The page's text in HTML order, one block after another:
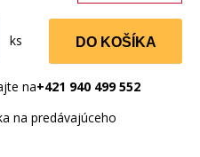
ks DO KOŠÍKA
na+421 940 499 552
na predávajúceho